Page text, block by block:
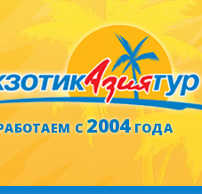
С2004ГОДА